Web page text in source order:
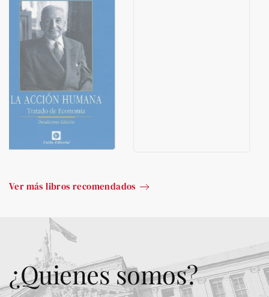
Ver más libros recomendados
¿Quienes somos?